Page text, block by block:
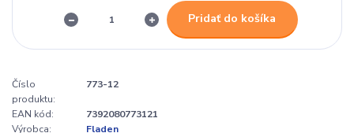
Pridať do košíka
Číslo
produktu:
773-12
EAN kód:
7392080773121
Výrobca:
Fladen